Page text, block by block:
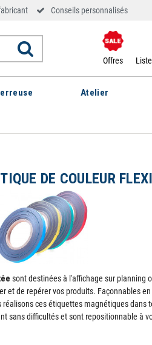
Conseils personnalisés
Offres
Atelier
DE COULEUR
sont destinées à l'affichage sur planning
de repérer vos produits. Façonnables
ces étiquettes magnétiques dans
sans difficultés et sont repositionnable à